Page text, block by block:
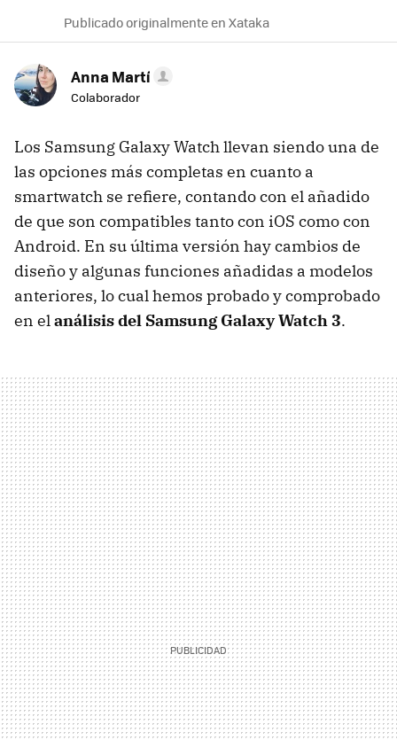
Publicado originalmente en Xataka
Anna Martí
Colaborador
Los Samsung Galaxy Watch llevan siendo una de
las opciones más completas en cuanto a
smartwatch se refiere, contando con el añadido
de que son compatibles tanto con iOS como con
Android. En su última versión hay cambios de
diseño y algunas funciones añadidas a modelos
anteriores, lo cual hemos probado y comprobado
en el análisis del Samsung Galaxy Watch 3.